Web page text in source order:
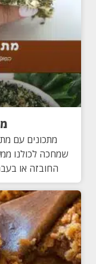
מתכונים עם
שמחכה לכולנו
החובזה או